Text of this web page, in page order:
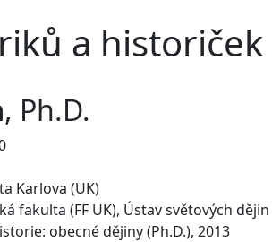
a historiček
, Ph.D.
Karlova (UK)
fakulta (FF UK), Ústav světových dějin
obecné dějiny (Ph.D.), 2013